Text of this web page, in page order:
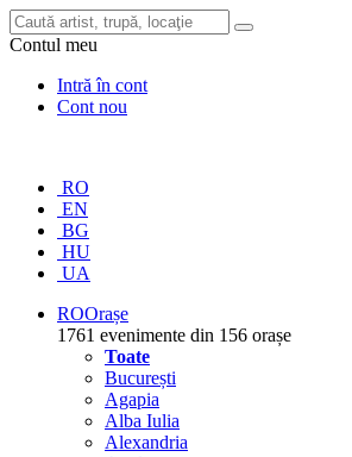
Contul meu
Intră în cont
Cont nou
RO
EN
BG
HU
UA
ROOrașe
1761 evenimente din 156 orașe
Toate
București
Agapia
Alba Iulia
Alexandria